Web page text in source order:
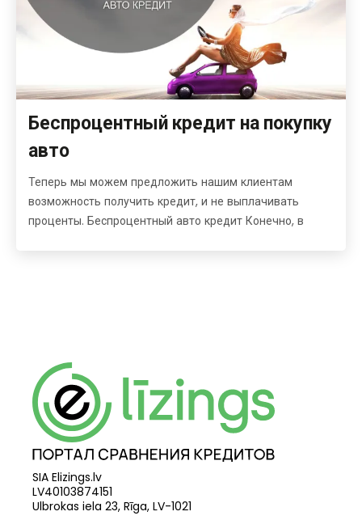
Беспроцентный кредит на покупку
авто
Теперь мы можем предложить нашим клиентам
возможность получить кредит, и не выплачивать
проценты. Беспроцентный авто кредит Конечно, в
SIA Elizings.lv
LV40103874151
Ulbrokas iela 23, Rīga, LV-1021